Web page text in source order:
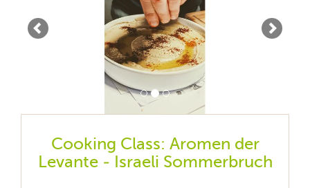
Cooking Class: Aromen der
Levante - Israeli Sommerbruch